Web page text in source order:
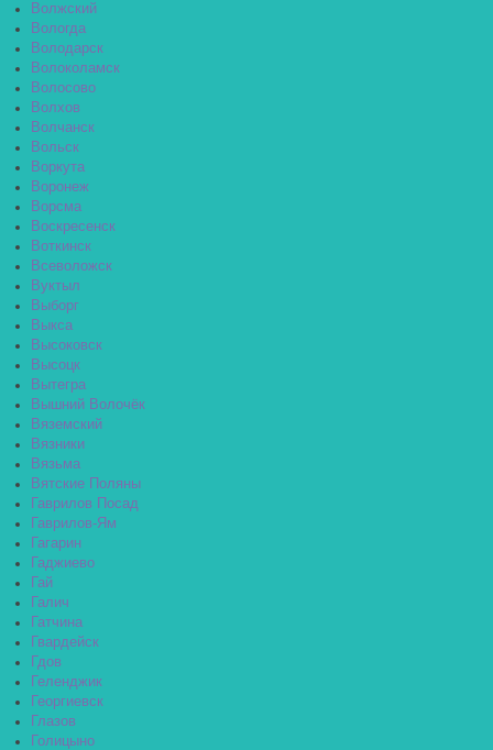
Волжский
Вологда
Володарск
Волоколамск
Волосово
Волхов
Волчанск
Вольск
Воркута
Воронеж
Ворсма
Воскресенск
Воткинск
Всеволожск
Вуктыл
Выборг
Выкса
Высоковск
Высоцк
Вытегра
Вышний Волочёк
Вяземский
Вязники
Вязьма
Вятские Поляны
Гаврилов Посад
Гаврилов-Ям
Гагарин
Гаджиево
Гай
Галич
Гатчина
Гвардейск
Гдов
Геленджик
Георгиевск
Глазов
Голицыно